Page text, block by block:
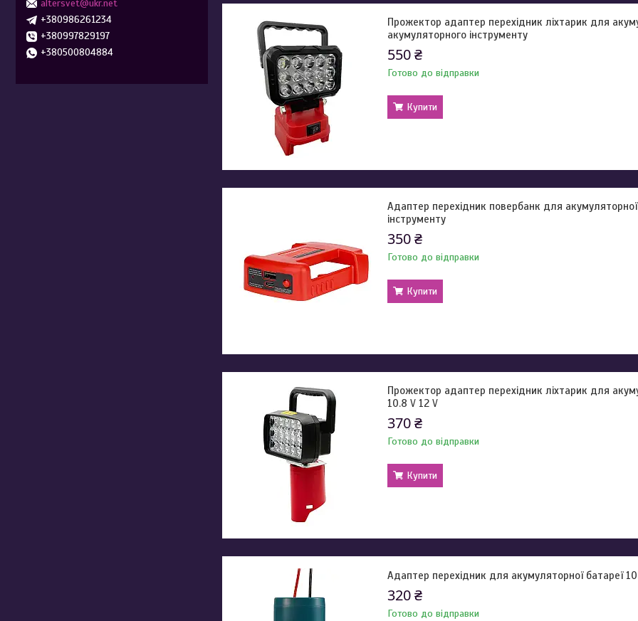
Прожектор адаптер перехідник ліхтарик для
акумуляторного інструменту
550 ₴
Готово до відправки
Купити
Адаптер перехідник повербанк для
інструменту
350 ₴
Готово до відправки
Купити
Прожектор адаптер перехідник ліхтарик для
10.8 V 12 V
370 ₴
Готово до відправки
Купити
Адаптер перехідник для акумуляторної батареї
320 ₴
Готово до відправки
altersvet@ukr.net
+380986261234
+380997829197
+380500804884